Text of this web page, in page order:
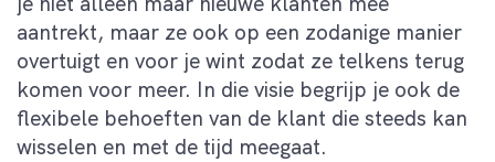
aantrekt, maar ze ook op een zodanige manier
overtuigt en voor je wint zodat ze telkens terug
komen voor meer. In die visie begrijp je ook de
flexibele behoeften van de klant die steeds kan
wisselen en met de tijd meegaat.